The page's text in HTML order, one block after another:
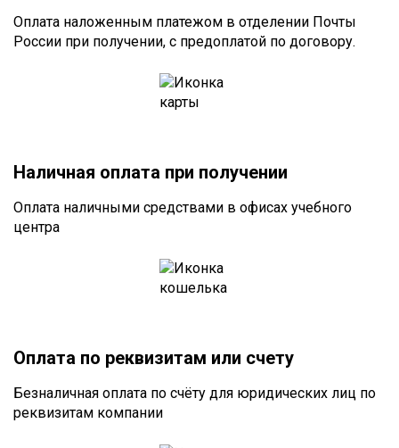
Оплата наложенным платежом в отделении Почты
России при получении, с предоплатой по договору.
Наличная оплата при получении
Оплата наличными средствами в офисах учебного
центра
Оплата по реквизитам или счету
Безналичная оплата по счёту для юридических лиц по
реквизитам компании